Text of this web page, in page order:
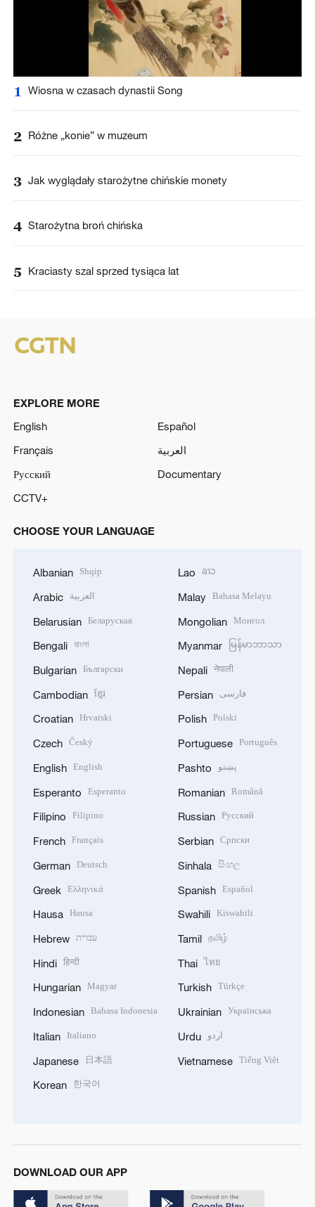
1 Wiosna w czasach dynastii Song
2 Różne „konie” w muzeum
3 Jak wyglądały starożytne chińskie monety
4 Starożytna broń chińska
5 Kraciasty szal sprzed tysiąca lat
EXPLORE MORE
English
Español
Français
العربية
Русский
Documentary
CCTV+
CHOOSE YOUR LANGUAGE
Albanian Shqip
Arabic العربية
Belarusian Беларуская
Bengali বাংলা
Bulgarian Български
Cambodian ខ្មែរ
Croatian Hrvatski
Czech Český
English English
Esperanto Esperanto
Filipino Filipino
French Français
German Deutsch
Greek Ελληνικά
Hausa Hausa
Hebrew עברית
Hindi हिन्दी
Hungarian Magyar
Indonesian Bahasa Indonesia
Italian Italiano
Japanese 日本語
Korean 한국어
Lao ລາວ
Malay Bahasa Melayu
Mongolian Монгол
Myanmar မြန်မာဘာသာ
Nepali नेपाली
Persian فارسی
Polish Polski
Portuguese Português
Pashto پښتو
Romanian Română
Russian Русский
Serbian Српски
Sinhala සිංහල
Spanish Español
Swahili Kiswahili
Tamil தமிழ்
Thai ไทย
Turkish Türkçe
Ukrainian Українська
Urdu اردو
Vietnamese Tiếng Việt
DOWNLOAD OUR APP